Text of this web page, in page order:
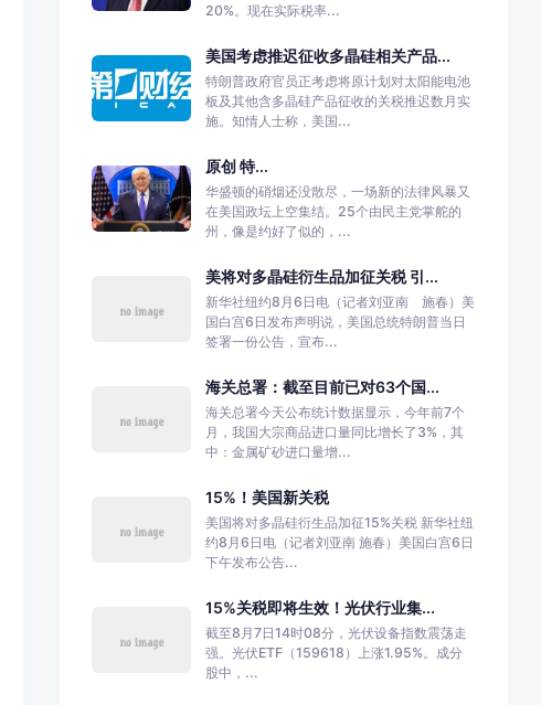
20%。现在实际税率...
美国考虑推迟征收多晶硅相关产品...
特朗普政府官员正考虑将原计划对太阳能电池
板及其他含多晶硅产品征收的关税推迟数月实
施。知情人士称，美国...
原创 特...
华盛顿的硝烟还没散尽，一场新的法律风暴又
在美国政坛上空集结。25个由民主党掌舵的
州，像是约好了似的，...
美将对多晶硅衍生品加征关税 引...
新华社纽约8月6日电（记者刘亚南 施春）美
国白宫6日发布声明说，美国总统特朗普当日
签署一份公告，宣布...
海关总署：截至目前已对63个国...
海关总署今天公布统计数据显示，今年前7个
月，我国大宗商品进口量同比增长了3%，其
中：金属矿砂进口量增...
15%！美国新关税
美国将对多晶硅衍生品加征15%关税 新华社纽
约8月6日电（记者刘亚南 施春）美国白宫6日
下午发布公告...
15%关税即将生效！光伏行业集...
截至8月7日14时08分，光伏设备指数震荡走
强。光伏ETF（159618）上涨1.95%。成分
股中，...